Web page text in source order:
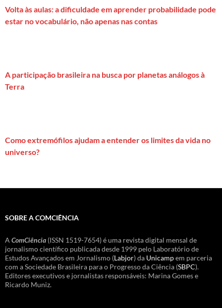
Volta às aulas: a dificuldade em aprender probabilidade pode
estar no vocabulário, não apenas nas contas
A participação brasileira na busca por planetas análogos à
Terra
Como extremófilos ajudam a entender os limites da vida no
universo?
SOBRE A COMCIÊNCIA
A ComCiência (ISSN 1519-7654) é uma revista digital mensal de
jornalismo científico publicada desde 1999 pelo Laboratório de
Estudos Avançados em Jornalismo (Labjor) da Unicampem parceria
com a Sociedade Brasileira para o Progresso da Ciência (SBPC).
Editores executivos e jornalistas responsáveis: Marina Gomes e
Ricardo Muniz.